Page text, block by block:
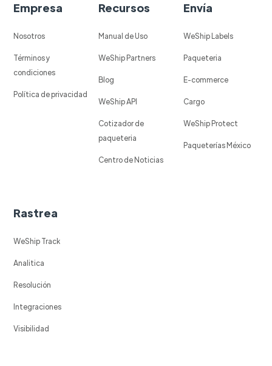
Empresa
Nosotros
Términos y
condiciones
Política de privacidad
Recursos
Manual de Uso
WeShip Partners
Blog
WeShip API
Cotizador de
paqueteria
Centro de Noticias
Envía
WeShip Labels
Paqueteria
E-commerce
Cargo
WeShip Protect
Paqueterías México
Rastrea
WeShip Track
Analitica
Resolución
Integraciones
Visibilidad